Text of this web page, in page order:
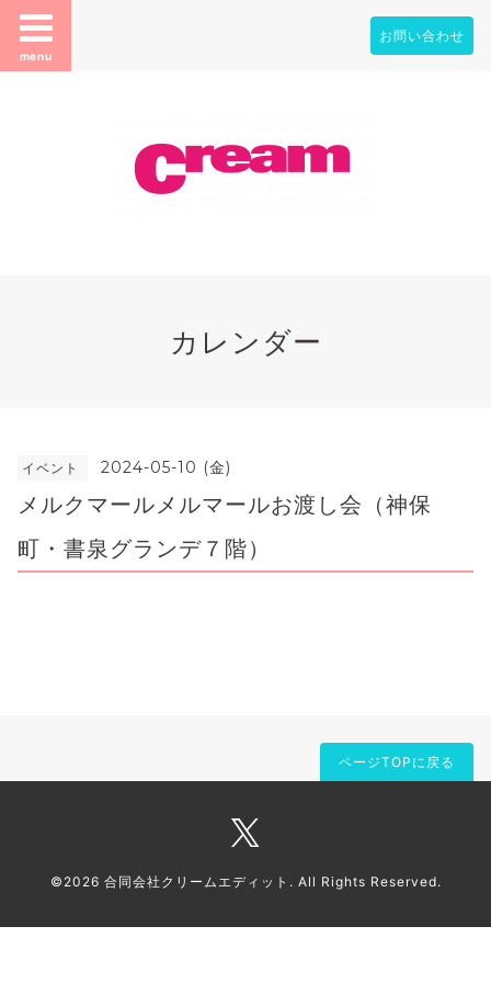
menu
お問い合わせ
カレンダー
イベント 2024-05-10 (金)
メルクマールメルマールお渡し会（神保
町・書泉グランデ７階）
ページTOPに戻る
©2026 合同会社クリームエディット . All Rights Reserved.